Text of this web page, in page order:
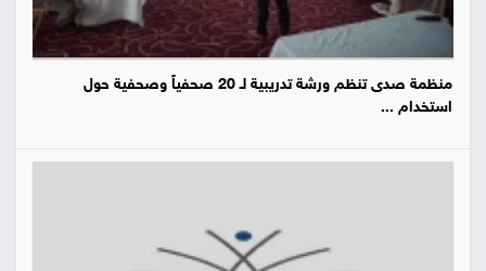
منظمة صدى تنظم ورشة تدريبية لـ 20 صحفياً وصحفية حول
استخدام ...